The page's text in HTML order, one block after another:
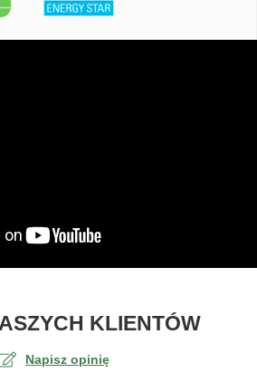
KLIENTÓWO
Napisz opinię